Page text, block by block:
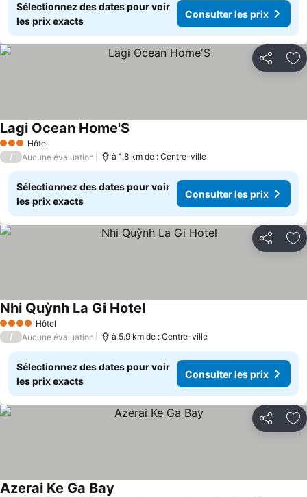
Sélectionnez des dates pour voir
les prix exacts
Consulter les prix
Partager
3 ÉtoilesHôtel
Lagi Ocean Home'S
/ Aucune évaluation à 1.8 km de : Centre-ville
Sélectionnez des dates pour voir
les prix exacts
Consulter les prix
Partager
4 Étoiles Hôtel
Nhi Quỳnh La Gi HotelConsulter les prix
/ Aucune évaluation à 5.9 km de : Centre-ville
Sélectionnez des dates pour voir
les prix exacts
Consulter les prix
Partager
Azerai Ke Ga Bay